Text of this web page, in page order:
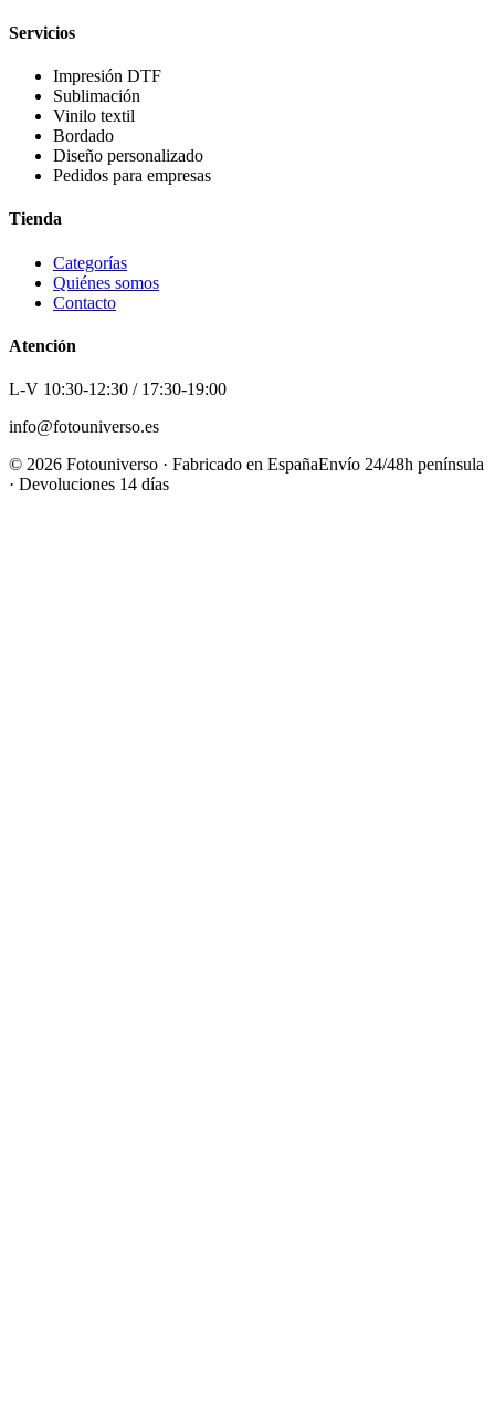
Servicios
Impresión DTF
Sublimación
Vinilo textil
Bordado
Diseño personalizado
Pedidos para empresas
Tienda
Categorías
Quiénes somos
Contacto
Atención
L-V 10:30-12:30 / 17:30-19:00
info@fotouniverso.es
© 2026 Fotouniverso · Fabricado en EspañaEnvío 24/48h península
· Devoluciones 14 días